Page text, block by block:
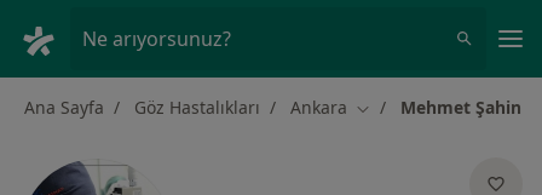
Ne arıyorsunuz?
Ana Sayfa Göz Hastalıkları Ankara Şehir değiştir
Mehmet Şahin